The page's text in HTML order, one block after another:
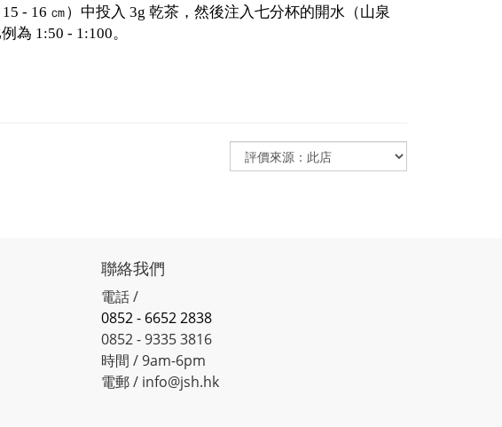
15 - 16 ㎝）中投入 3g 乾茶，然後注入七分杯的開水（山泉
為 1:50 - 1:100。
聯絡我們
電話 /
0852 - 6652 2838
0852 - 9335 3816
時間 / 9am-6pm
電郵 / info@jsh.hk